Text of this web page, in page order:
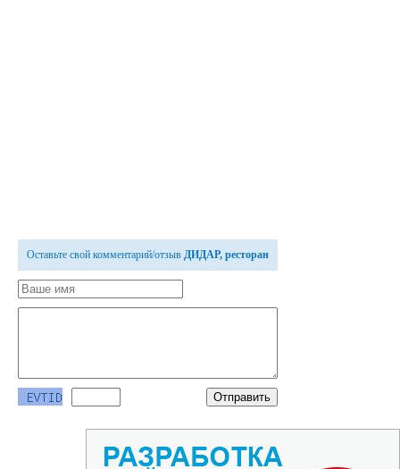
Оставьте свой комментарий/отзыв ДИДАР, ресторан